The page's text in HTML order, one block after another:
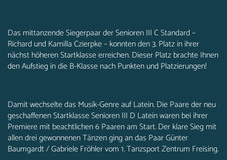
Das mittanzende Siegerpaar der Senioren III C Standard –
Richard und Kamilla Czierpke – konnten den 3. Platz in ihrer
nächst höheren Startklasse erreichen. Dieser Platz brachte Ihnen
den Aufstieg in die B-Klasse nach Punkten und Platzierungen!
Damit wechselte das Musik-Genre auf Latein. Die Paare der neu
geschaffenen Startklasse Senioren III D Latein waren bei ihrer
Premiere mit beachtlichen 6 Paaren am Start. Der klare Sieg mit
allen drei gewonnenen Tänzen ging an das Paar Günter
Baumgardt / Gabriele Fröhler vom 1. Tanzsport Zentrum Freising.